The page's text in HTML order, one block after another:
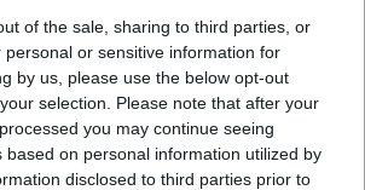
of the sale, sharing to third parties, or
personal or sensitive information for
by us, please use the below opt-out
selection. Please note that after your
you may continue seeing
based on personal information utilized by
disclosed to third parties prior to